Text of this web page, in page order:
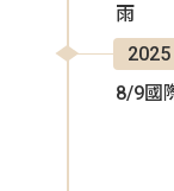
雨
2025
8/9國